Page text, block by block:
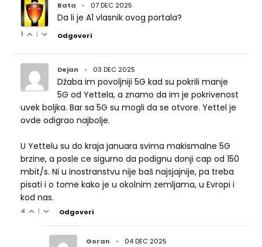
Bata • 07 DEC 2025
Da li je A1 vlasnik ovog portala?
1 | Odgovori
Dejan • 03 DEC 2025
Džaba im povoljniji 5G kad su pokrili manje
5G od Yettela, a znamo da im je pokrivenost
uvek boljka. Bar sa 5G su mogli da se otvore. Yettel je
ovde odigrao najbolje.
U Yettelu su do kraja januara svima makismalne 5G
brzine, a posle ce sigurno da podignu donji cap od 150
mbit/s. Ni u inostranstvu nije baš najsjajnije, pa treba
pisati i o tome kako je u okolnim zemljama, u Evropi i
kod nas.
4 | Odgovori
Goran • 04 DEC 2025